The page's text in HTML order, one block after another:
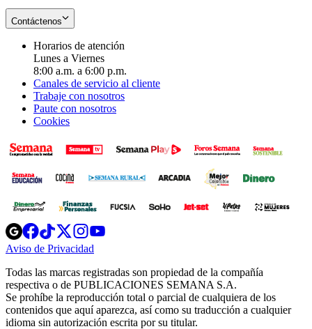
Contáctenos
Horarios de atención
Lunes a Viernes
8:00 a.m. a 6:00 p.m.
Canales de servicio al cliente
Trabaje con nosotros
Paute con nosotros
Cookies
Opens
in
new
Opens
in
new
Opens
in
new
window
Opens
new
windowwindow
Aviso de Privacidad
new
window
Todas las marcas registradas son propiedad de la compañía
respectiva o de PUBLICACIONES SEMANA S.A.
Se prohíbe la reproducción total o parcial de cualquiera de los
contenidos que aquí aparezca, así como su traducción a cualquier
idioma sin autorización escrita por su titular.